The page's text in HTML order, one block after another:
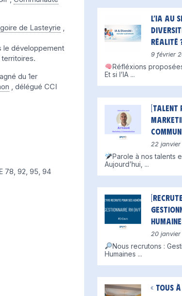
de Lasteyrie ,
le développement
du 1er
, délégué CCI
78, 92, 95, 94
L’IA au
réalité
9 février
Réfléxions
Et si l’IA ...
[Talent
22
Parole à nos talents
Aujourd’hui, ...
20
Nous recrutons :
Humaines ...
« Tous